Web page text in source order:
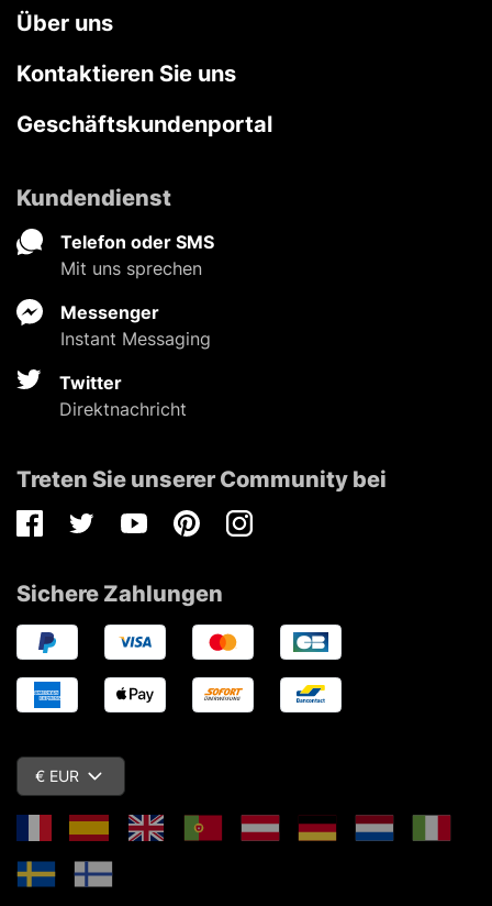
Über uns
Kontaktieren Sie uns
Geschäftskundenportal
Kundendienst
Telefon oder SMS
Mit uns sprechen
Messenger
Instant Messaging
Twitter
Direktnachricht
Treten Sie unserer Community bei
FacebookTwitterYoutubePinterestInstagram
Sichere Zahlungen
€ EUR